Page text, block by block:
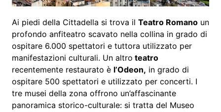
Ai piedi della Cittadella si trova il Teatro Romanoun
profondo anfiteatro scavato nella collina in grado di
ospitare 6.000 spettatori e tuttora utilizzato per
manifestazioni culturali. Un altro teatro
recentemente restaurato è l’Odeon, in grado di
ospitare 500 spettatori e utilizzato per concerti. I
tre musei della zona offrono un’affascinante
panoramica storico-culturale: si tratta del Museo